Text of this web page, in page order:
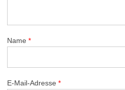
Name *
E-Mail-Adresse *